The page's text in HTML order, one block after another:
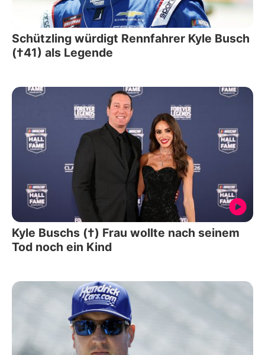
Schützling würdigt Rennfahrer Kyle Busch
(†41) als Legende
Kyle Buschs (†) Frau wollte nach seinem
Tod noch ein Kind